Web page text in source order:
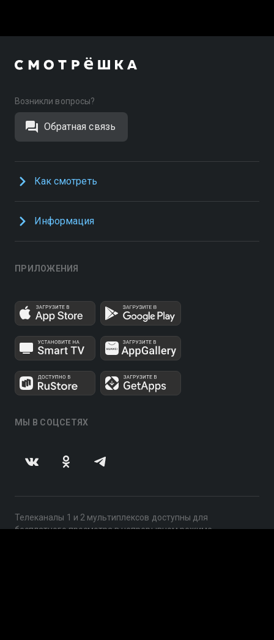
Возникли вопросы?
Обратная связь
Как смотреть
Информация
ПРИЛОЖЕНИЯ
МЫ В СОЦСЕТЯХ
Телеканалы 1 и 2 мультиплексов доступны для
бесплатного просмотра в непрерывном режиме,